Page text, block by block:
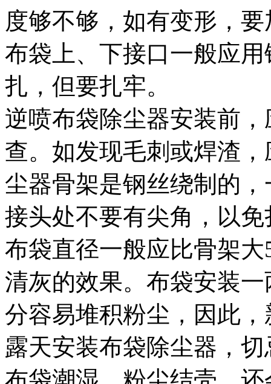
度够不够，如有变形，
布袋上、下接口一般应
扎，但要扎牢。
逆喷布袋除尘器安装前
查。如发现毛刺或焊渣
尘器骨架是钢丝绕制的
接头处不要有尖角，以
布袋直径一般应比骨架
清灰的效果。布袋安装
分容易堆积粉尘，因此
露天安装布袋除尘器，